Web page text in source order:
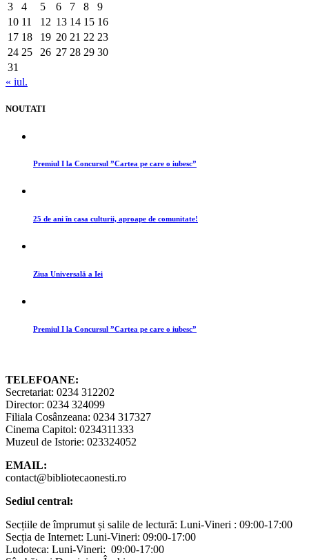
3
4 5 6 7 8
9
10 11 12 13 14 15 16
17 18 19 20 21 22 23
24 25 26 27 28 29 30
31
« iul.
NOUTATI
Premiul I la Concursul ”Cartea pe care o iubesc”
25 de ani în casa culturii, aproape de comunitate!
Ziua Universală a Iei
Premiul I la Concursul ”Cartea pe care o iubesc”
TELEFOANE:
Secretariat: 0234 312202
Director: 0234 324099
Filiala Cosânzeana: 0234 317327
Cinema Capitol: 0234311333
Muzeul de Istorie: 023324052
EMAIL:
contact@bibliotecaonesti.ro
Sediul central:
Secțiile de împrumut și salile de lectură: Luni-Vineri : 09:00-17:00
Secția de Internet: Luni-Vineri: 09:00-17:00
Ludoteca: Luni-Vineri: 09:00-17:00